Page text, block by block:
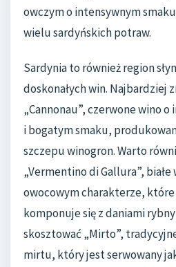
owczym o intensywnym
wielu sardyńskich potraw.
Sardynia to również region
doskonałych win. Najbardziej
„Cannonau”, czerwone wino
i bogatym smaku,
szczepu winogron. Warto
„Vermentino di Gallura”, białe
owocowym charakterze,
komponuje się z daniami
skosztować „Mirto”,
mirtu, który jest serwowany